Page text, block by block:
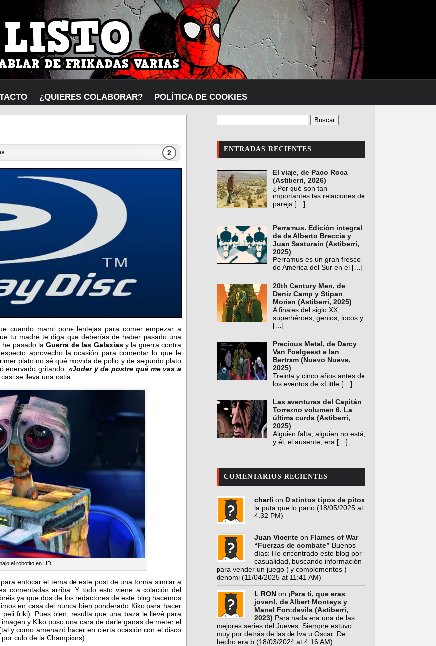
¿QUIERES COLABORAR? POLÍTICA DE COOKIES
2
cuando mami pone lentejas para comer empezar a
tu madre te diga que deberías de haber pasado una
he pasado laGuerra de las Galaxiasy la guerra contra
aprovecho la ocasión para comentar lo que le
plato no sé qué movida de pollo y de segundo plato
enervado gritando: «Joder y de postre qué me vas a
se lleva una ostia…
el robotito en HD!
enfocar el tema de este post de una forma similar a
comentadas arriba. Y todo esto viene a colación del
ya que dos de los redactores de este blog hacemos
en casa del nunca bien ponderado Kiko para hacer
friki). Pues bien, resulta que una baza le llevé para
y Kiko puso una cara de darle ganas de meter el
y como amenazó hacer en cierta ocasión con el disco
culo de la Champions).
ENTRADAS RECIENTES
El viaje, de Paco Roca
(Astiberri, 2026)
¿Por qué son tan
importantes las relaciones de
pareja […]
Perramus. Edición integral,
de de Alberto Breccia y
Juan Sasturain (Astiberri,
2025)
Perramus es un gran fresco
de América del Sur en el […]
20th Century Men, de
Deniz Camp y Stipan
Morian (Astiberri, 2025)
A finales del siglo XX,
superhéroes, genios, locos y
[…]
Precious Metal, de Darcy
Van Poelgeest e Ian
Bertram (Nuevo Nueve,
2025)
Treinta y cinco años antes de
los eventos de «Little […]
Las aventuras del Capitán
Torrezno volumen 6. La
última curda (Astiberri,
2025)
Alguien falta, alguien no está,
y él, el ausente, era […]
COMENTARIOS RECIENTES
charli on Distintos tipos de pitos
la puta que lo pario (18/05/2025 at
4:32 PM)
Juan Vicente on Flames of War
“Fuerzas de combate” Buenos
días: He encontrado este blog por
casualidad, buscando información
para vender un juego ( y complementos )
denomi (11/04/2025 at 11:41 AM)
L RON on ¡Para ti, que eras
joven!, de Albert Monteys y
Manel Fontdevila (Astiberri,
2023) Para nada era una de las
mejores series del Jueves. Siempre estuvo
muy por detrás de las de Iva u Oscar. De
hecho era b (18/03/2024 at 4:16 AM)